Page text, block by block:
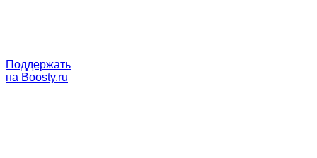
Поддержать
на Boosty.ru